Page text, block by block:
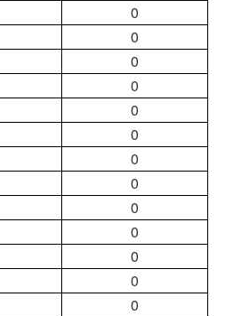
0
0
0
0
0
0
0
0
0
0
0
0
0